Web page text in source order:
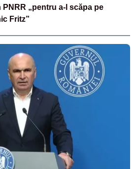
„pentru a-l scăpa pe
Fritz”